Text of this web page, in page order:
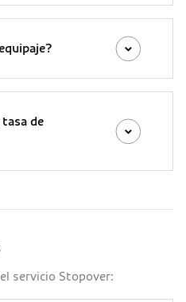
tasa de
servicio Stopover: